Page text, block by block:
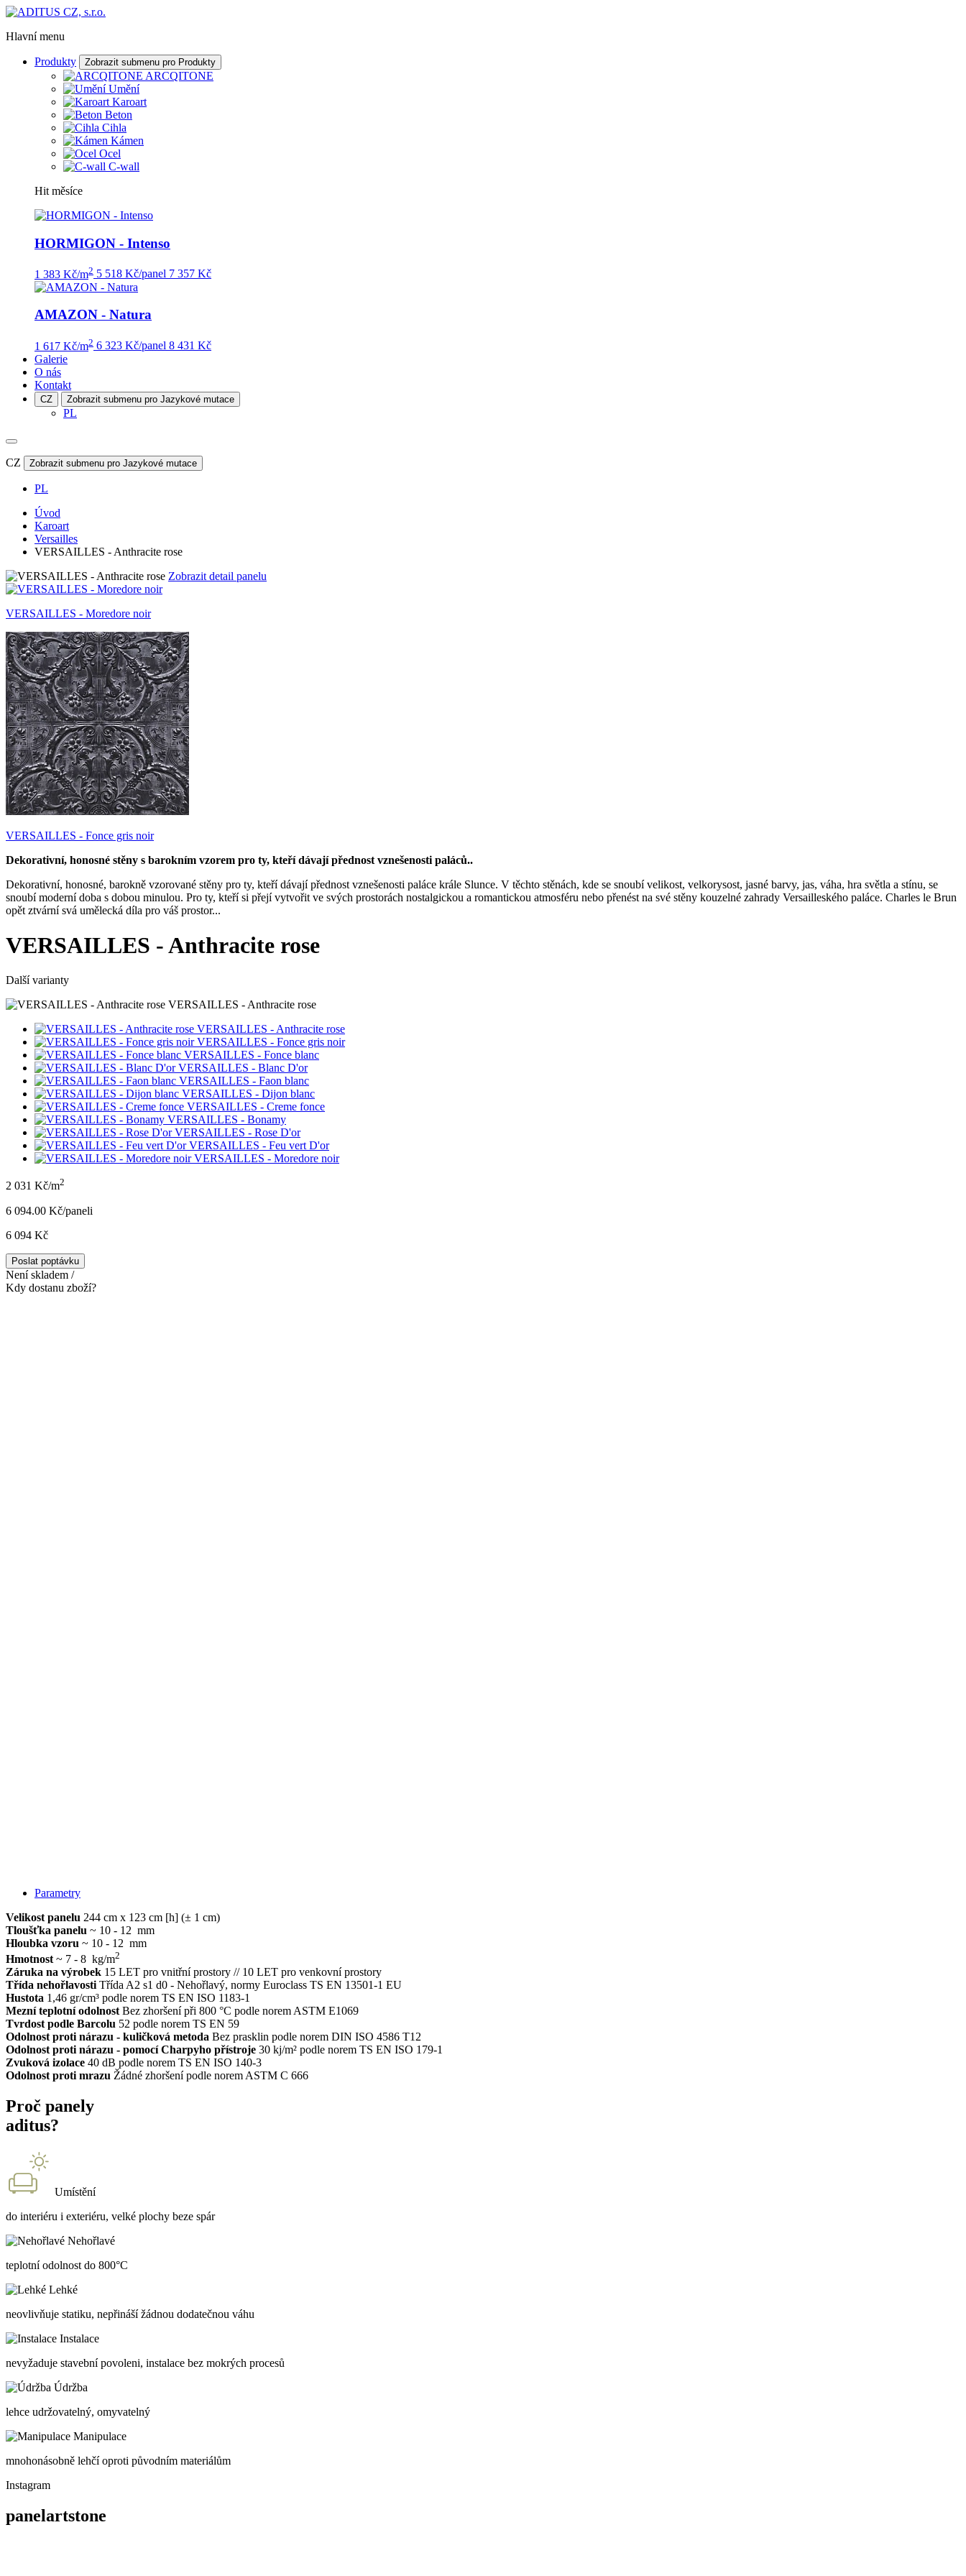
Hlavní menu
Produkty Zobrazit submenu pro Produkty
ARCQITONE
Umění
Karoart
Beton
Cihla
Kámen
Ocel
C-wall
Hit měsíce
HORMIGON - Intenso
1 383 Kč/m2 5 518 Kč/panel 7 357 Kč
AMAZON - Natura
1 617 Kč/m2 6 323 Kč/panel 8 431 Kč
Galerie
O nás
Kontakt
CZ Zobrazit submenu pro Jazykové mutace
PL
CZ Zobrazit submenu pro Jazykové mutace
PL
Úvod
Karoart
Versailles
VERSAILLES - Anthracite rose
Zobrazit detail panelu
VERSAILLES - Moredore noir
VERSAILLES - Fonce gris noir
Dekorativní, honosné stěny s barokním vzorem pro ty, kteří dávají přednost vznešenosti paláců..
Dekorativní, honosné, barokně vzorované stěny pro ty, kteří dávají přednost vznešenosti paláce krále Slunce. V těchto stěnách, kde se snoubí velikost, velkorysost, jasné barvy, jas, váha, hra světla a stínu, se
snoubí moderní doba s dobou minulou. Pro ty, kteří si přejí vytvořit ve svých prostorách nostalgickou a romantickou atmosféru nebo přenést na své stěny kouzelné zahrady Versailleského paláce. Charles le Brun
opět ztvární svá umělecká díla pro váš prostor...
VERSAILLES - Anthracite rose
Další varianty
VERSAILLES - Anthracite rose
VERSAILLES - Anthracite rose
VERSAILLES - Fonce gris noir
VERSAILLES - Fonce blanc
VERSAILLES - Blanc D'or
VERSAILLES - Faon blanc
VERSAILLES - Dijon blanc
VERSAILLES - Creme fonce
VERSAILLES - Bonamy
VERSAILLES - Rose D'or
VERSAILLES - Feu vert D'or
VERSAILLES - Moredore noir
2 031 Kč/m2
6 094.00 Kč/paneli
6 094 Kč
Poslat poptávku
Není skladem /
Kdy dostanu zboží?
Parametry
Velikost panelu 244 cm x 123 cm [h] (± 1 cm)
Tloušťka panelu ~ 10 - 12 mm
Hloubka vzoru ~ 10 - 12 mm
Hmotnost ~ 7 - 8 kg/m2
Záruka na výrobek 15 LET pro vnitřní prostory // 10 LET pro venkovní prostory
Třída nehořlavosti Třída A2 s1 d0 - Nehořlavý, normy Euroclass TS EN 13501-1 EU
Hustota 1,46 gr/cm³ podle norem TS EN ISO 1183-1
Mezní teplotní odolnost Bez zhoršení při 800 °C podle norem ASTM E1069
Tvrdost podle Barcolu 52 podle norem TS EN 59
Odolnost proti nárazu - kuličková metoda Bez prasklin podle norem DIN ISO 4586 T12
Odolnost proti nárazu - pomocí Charpyho přístroje 30 kj/m² podle norem TS EN ISO 179-1
Zvuková izolace 40 dB podle norem TS EN ISO 140-3
Odolnost proti mrazu Žádné zhoršení podle norem ASTM C 666
Proč panely
aditus?
Umístění
do interiéru i exteriéru, velké plochy beze spár
Nehořlavé
teplotní odolnost do 800°C
Lehké
neovlivňuje statiku, nepřináší žádnou dodatečnou váhu
Instalace
nevyžaduje stavební povoleni, instalace bez mokrých procesů
Údržba
lehce udržovatelný, omyvatelný
Manipulace
mnohonásobně lehčí oproti původním materiálům
Instagram
panelartstone